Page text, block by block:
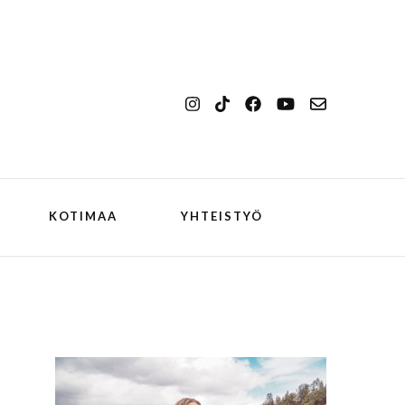
Kangerlussuaq
KOTIMAA
koiran kanssa
YHTEISTYÖ